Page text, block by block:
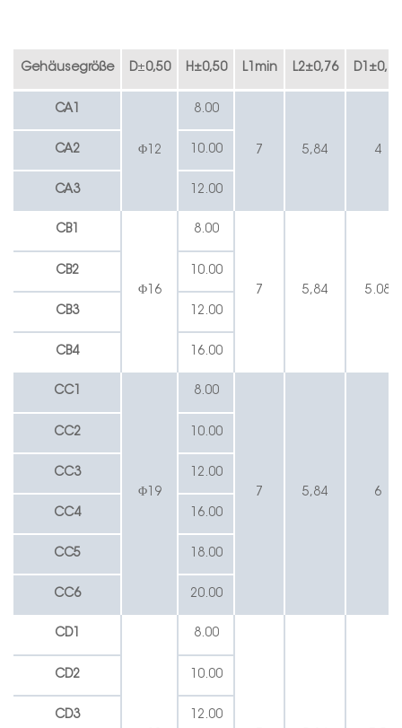
Gehäusegröße D±0,50 H±0,50 L1min L2±0,76 D1 ±0,38
CA1
Φ12
8.00
7 5,84 4
CA2 10.00
CA3 12.00
CB1
Φ16
8.00
7 5,84 5.08
CB2 10.00
CB3 12.00
CB4 16.00
CC1
Φ19
8.00
7 5,84 6
CC2 10.00
CC3 12.00
CC4 16.00
CC5 18.00
CC6 20.00
CD1 8.00
CD2 10.00
CD3 12.00